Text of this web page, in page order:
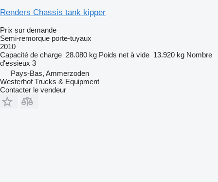
Renders Chassis tank kipper
Prix sur demande
Semi-remorque porte-tuyaux
2010
Capacité de charge 28.080 kg Poids net à vide 13.920 kg Nombre
d'essieux 3
Pays-Bas, Ammerzoden
Westerhof Trucks & Equipment
Contacter le vendeur